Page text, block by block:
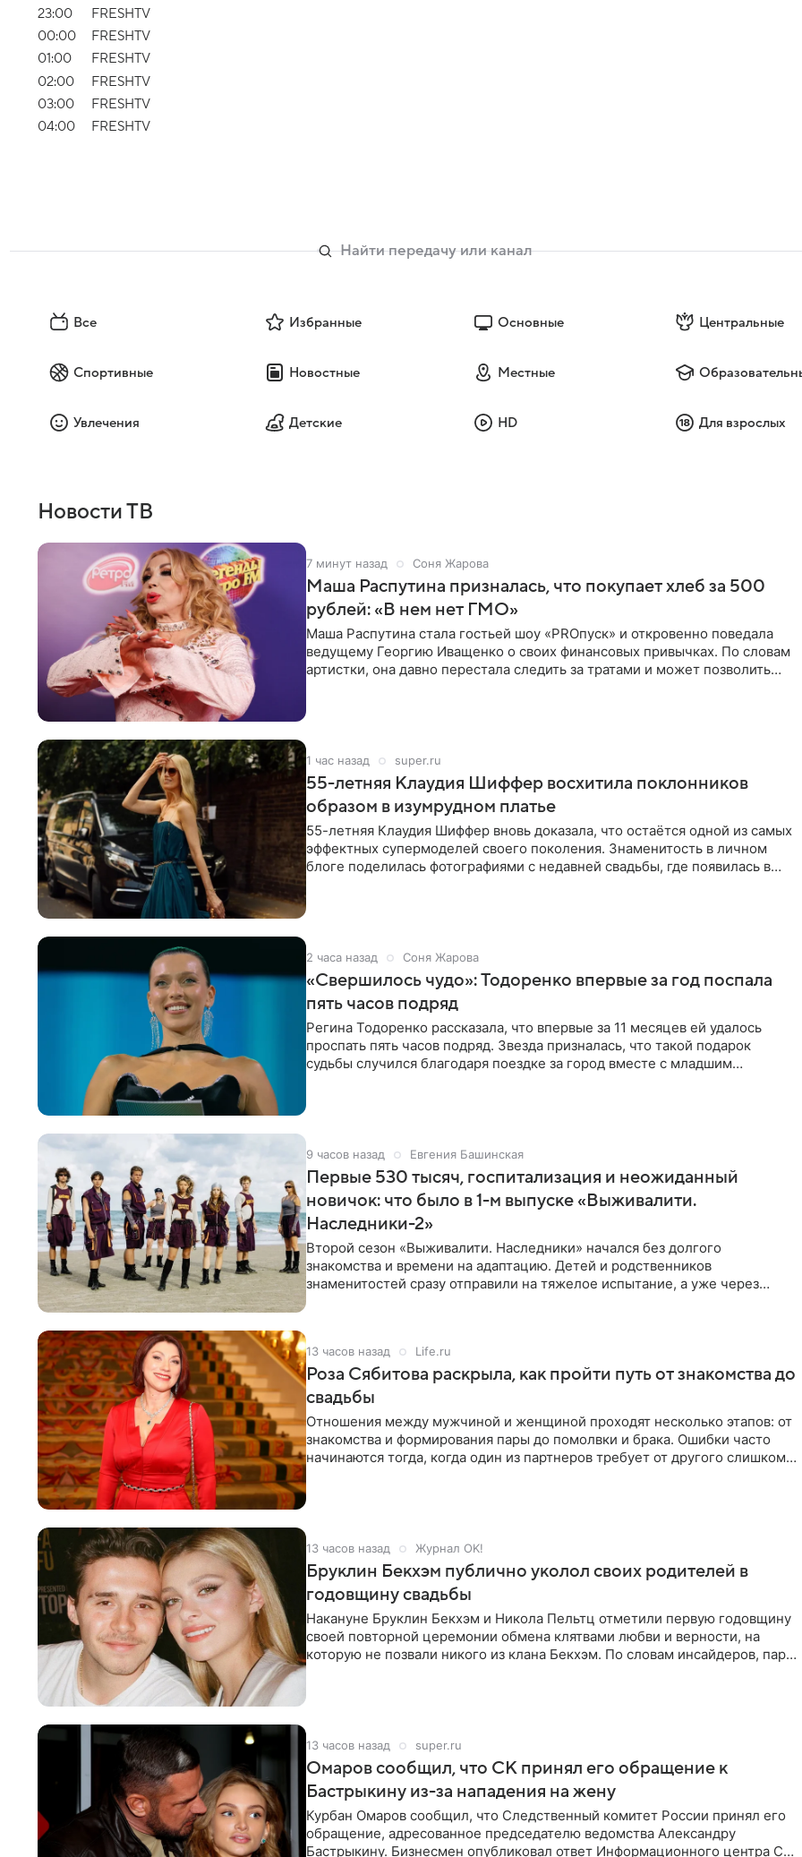
23:00
FRESHTV
00:00
FRESHTV
01:00
FRESHTV
02:00
FRESHTV
03:00
FRESHTV
04:00
FRESHTV
Все Избранные Основные Центральные
Спортивные Новостные Местные
Увлечения Детские HD Для взрослых
Новости ТВ
8 минут назад Соня Жарова
Маша Распутина призналась, что покупает хлеб за 500
рублей: «В нем нет ГМО»
Маша Распутина стала гостьей шоу «PROпуск» и откровенно поведала
ведущему Георгию Иващенко о своих финансовых привычках. По словам
артистки, она давно перестала следить за тратами и может позволить
1 час назад super.ru
55-летняя Клаудия Шиффер восхитила поклонников
образом в изумрудном платье
55-летняя Клаудия Шиффер вновь доказала, что остаётся одной из самых
эффектных супермоделей своего поколения. Знаменитость в личном
блоге поделилась фотографиями с недавней свадьбы, где появилась в
2 часа назад Соня Жарова
«Свершилось чудо»: Тодоренко впервые за год поспала
пять часов подряд
Регина Тодоренко рассказала, что впервые за 11 месяцев ей удалось
проспать пять часов подряд. Звезда призналась, что такой подарок
судьбы случился благодаря поездке за город вместе с младшим
9 часов назад Евгения Башинская
Первые 530 тысяч, госпитализация и неожиданный
новичок: что было в 1-м выпуске «Выживалити.
Наследники-2»
Второй сезон «Выживалити. Наследники» начался без долгого
знакомства и времени на адаптацию. Детей и родственников
знаменитостей сразу отправили на тяжелое испытание, а уже через
13 часов назад Life.ru
Роза Сябитова раскрыла, как пройти путь от знакомства до
свадьбы
Отношения между мужчиной и женщиной проходят несколько этапов: от
знакомства и формирования пары до помолвки и брака. Ошибки часто
начинаются тогда, когда один из партнеров требует от другого слишком
13 часов назад Журнал OK!
Бруклин Бекхэм публично уколол своих родителей в
годовщину свадьбы
Накануне Бруклин Бекхэм и Никола Пельтц отметили первую годовщину
своей повторной церемонии обмена клятвами любви и верности, на
которую не позвали никого из клана Бекхэм. По словам инсайдеров, пара
13 часов назад super.ru
Омаров сообщил, что СК принял его обращение к
Бастрыкину из-за нападения на жену
Курбан Омаров сообщил, что Следственный комитет России принял его
обращение, адресованное председателю ведомства Александру
Бастрыкину. Бизнесмен опубликовал ответ Информационного центра СК